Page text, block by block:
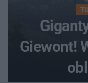
Giewont!